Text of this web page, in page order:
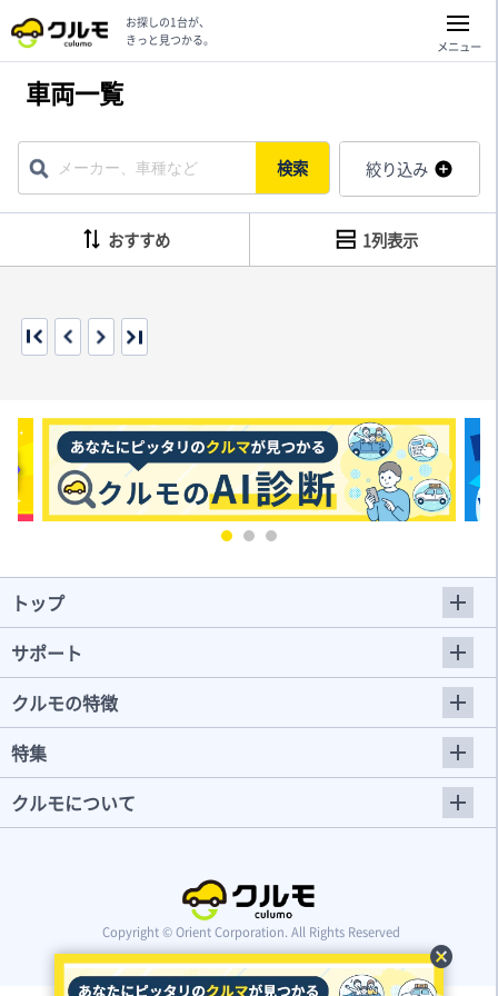
cancel
お探しの1台が、
きっと見つかる。
メニュー
車両一覧
検索 絞り込み
おすすめ 1列表示
トップ
サポート
クルモの特徴
特集
クルモについて
Copyright © Orient Corporation. All Rights Reserved